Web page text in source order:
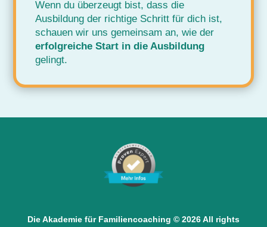
Wenn du überzeugt bist, dass die
Ausbildung der richtige Schritt für dich ist,
schauen wir uns gemeinsam an, wie der
erfolgreiche Start in die Ausbildung
gelingt.
Die Akademie für Familiencoaching © 2026 All rights